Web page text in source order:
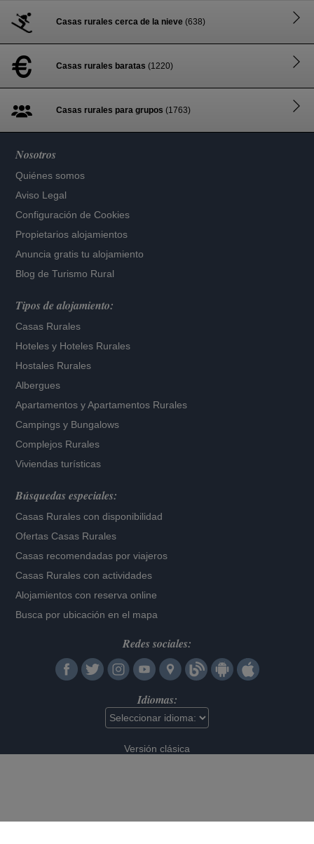
Casas rurales cerca de la nieve (638)
Casas rurales baratas (1220)
Casas rurales para grupos (1763)
Nosotros
Quiénes somos
Aviso Legal
Configuración de Cookies
Propietarios alojamientos
Anuncia gratis tu alojamiento
Blog de Turismo Rural
Tipos de alojamiento:
Casas Rurales
Hoteles y Hoteles Rurales
Hostales Rurales
Albergues
Apartamentos yApartamentos Rurales
Campings y Bungalows
Complejos Rurales
Viviendas turísticas
Búsquedas especiales:
Casas Rurales con disponibilidad
Ofertas Casas Rurales
Casas recomendadas por viajeros
Casas Rurales con actividades
Alojamientos con reserva online
Busca por ubicación en el mapa
Redes sociales:
Idiomas:
Versión clásica